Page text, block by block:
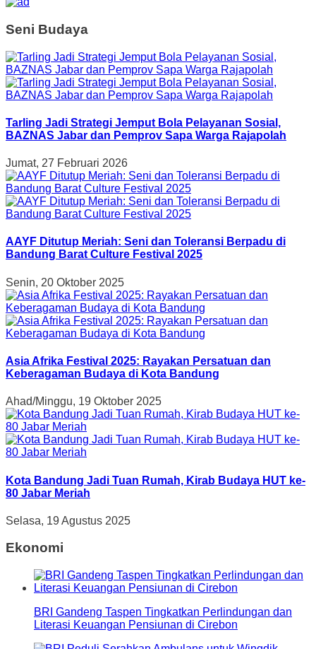
Seni Budaya
Tarling Jadi Strategi Jemput Bola Pelayanan Sosial,
BAZNAS Jabar dan Pemprov Sapa Warga Rajapolah
Jumat, 27 Februari 2026
AAYF Ditutup Meriah: Seni dan Toleransi Berpadu di
Bandung Barat Culture Festival 2025
Senin, 20 Oktober 2025
Asia Afrika Festival 2025: Rayakan Persatuan dan
Keberagaman Budaya di Kota Bandung
Ahad/Minggu, 19 Oktober 2025
Kota Bandung Jadi Tuan Rumah, Kirab Budaya HUT ke-
80 Jabar Meriah
Selasa, 19 Agustus 2025
Ekonomi
BRI Gandeng Taspen Tingkatkan Perlindungan dan
Literasi Keuangan Pensiunan di Cirebon